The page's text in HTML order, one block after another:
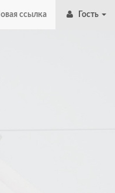
ссылка Гость
в офисе/